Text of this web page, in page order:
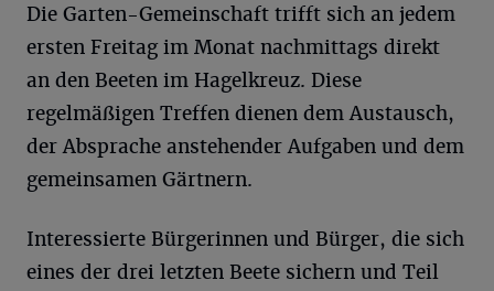
Die Garten-Gemeinschaft trifft sich an jedem
ersten Freitag im Monat nachmittags direkt
an den Beeten im Hagelkreuz. Diese
regelmäßigen Treffen dienen dem Austausch,
der Absprache anstehender Aufgaben und dem
gemeinsamen Gärtnern.
Interessierte Bürgerinnen und Bürger, die sich
eines der drei letzten Beete sichern und Teil